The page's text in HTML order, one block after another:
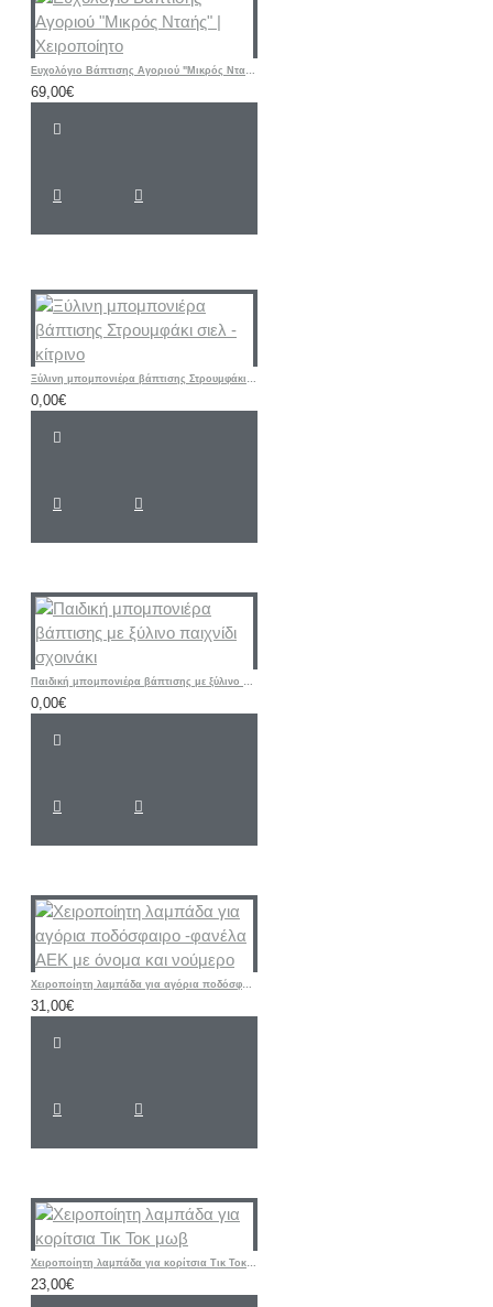
Ευχολόγιο Βάπτισης Αγοριού "Μικρός Νταής" | Χειροποίητο
69,00€
Ξύλινη μπομπονιέρα βάπτισης Στρουμφάκι σιελ - κίτρινο
0,00€
Παιδική μπομπονιέρα βάπτισης με ξύλινο παιχνίδι σχοινάκι
0,00€
Χειροποίητη λαμπάδα για αγόρια ποδόσφαιρο -φανέλα ΑΕΚ με όνομα και νούμερο
31,00€
Χειροποίητη λαμπάδα για κορίτσια Τικ Τοκ μωβ
23,00€